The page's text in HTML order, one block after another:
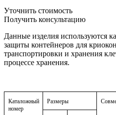
Уточнить стоимость
Получить консультацию
Данные изделия используются
защиты контейнеров для
транспортировки и хранения
процессе хранения.
Каталожный
номер
Размеры